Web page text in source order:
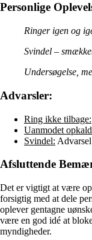
Personlige
Ringer igen og
Svindel –
Undersøgelse,
Advarsler:
Ring ikke tilbage:
Uanmodet
Svindel:
Afsluttende
Det er vigtigt at være
forsigtig med at dele
oplever gentagne
være en god idé at
myndigheder.